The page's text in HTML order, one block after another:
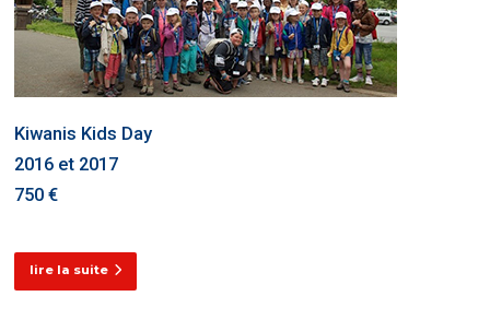
Kiwanis Kids Day
2016 et 2017
750 €
lire la suite